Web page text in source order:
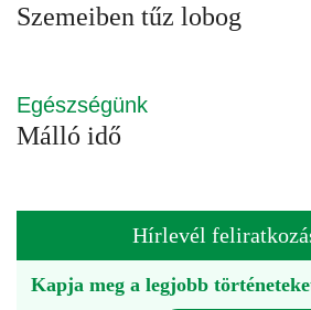
Szemeiben tűz lobog
Egészségünk
Málló idő
Hírlevél
Kapja meg a legjobb